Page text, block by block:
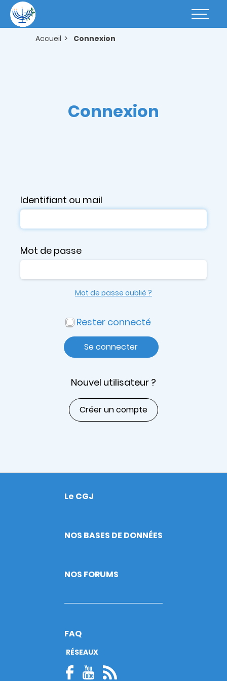
contenu
principal
Basculer
Accueil Connexion
Connexion
Identifiant ou mail
Mot de passe
Rester connecté
Se connecter
Mot de passe oublié ?
Nouvel utilisateur ?
Créer un compte
Footer
Le CGJ
NOS BASES DE DONNÉES
NOS FORUMS
FAQ
RÉSEAUX